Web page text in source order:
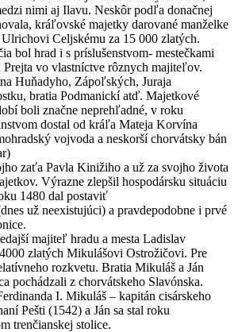
nimi aj Ilavu. Neskôr podľa donačnej
kráľovské majetky darované manželke
Celjskému za 15 000 zlatých.
bol hrad i s príslušenstvom- mestečkami
Prejta vo vlastníctve rôznych majiteľov.
Huňadyho, Zápoľských, Juraja
bratia Podmanickí atď. Majetkové
boli značne neprehľadné, v roku
dostal od kráľa Mateja Korvína
vojvoda a neskorší chorvátsky bán
zaťa Pavla Kinižiho a už za svojho života
Výrazne zlepšil hospodársku situáciu
1480 dal postaviť
už neexistujúci) a pravdepodobne i prvé
majiteľ hradu a mesta Ladislav
zlatých Mikulášovi Ostrožičovi. Pre
rozkvetu. Bratia Mikuláš a Ján
pochádzali z chorvátskeho Slavónska.
I. Mikuláš – kapitán cisárskeho
Pešti (1542) a Ján sa stal roku
trenčianskej stolice.